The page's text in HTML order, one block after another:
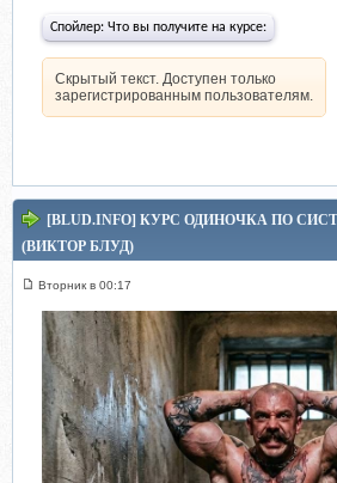
Спойлер: Что вы получите на курсе:
Скрытый текст. Доступен только
зарегистрированным пользователям.
[BLUD.INFO] КУРС ОДИНОЧКА ПО
(ВИКТОР БЛУД)
Вторник в 00:17